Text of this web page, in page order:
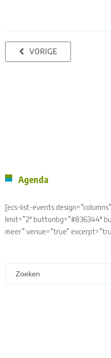
VORIGE
Agenda
[ecs-list-events design=”columns”
limit=”2″ buttonbg=”#836344″
meer” venue=”true”